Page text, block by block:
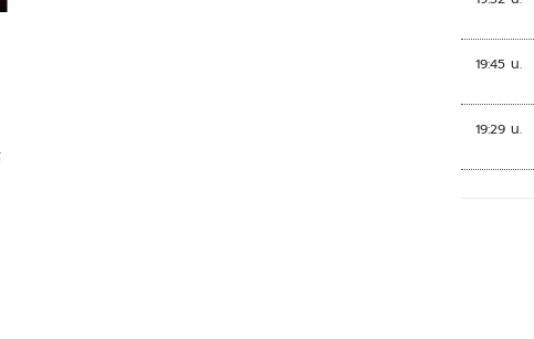
19:45 น.
19:29 น.